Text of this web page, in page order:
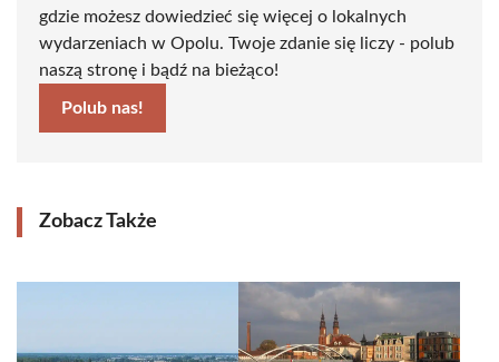
gdzie możesz dowiedzieć się więcej o lokalnych
wydarzeniach w Opolu. Twoje zdanie się liczy - polub
naszą stronę i bądź na bieżąco!
Polub nas!
Zobacz Także